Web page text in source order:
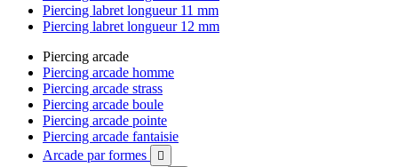
Piercing labret longueur 11 mm
Piercing labret longueur 12 mm
Piercing arcade
Piercing arcade homme
Piercing arcade strass
Piercing arcade boule
Piercing arcade pointe
Piercing arcade fantaisie
Arcade par formes
